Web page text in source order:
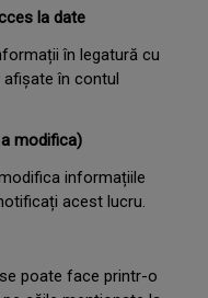
la date
în legatură cu
afișate în contul
modifica)
informațiile
acest lucru.
poate face printr-o